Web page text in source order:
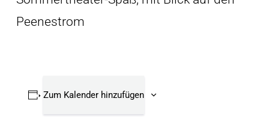
Peenestrom
Zum Kalender hinzufügen